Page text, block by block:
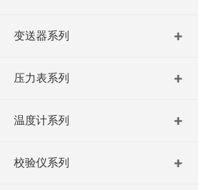
变送器系列
压力表系列
温度计系列
校验仪系列